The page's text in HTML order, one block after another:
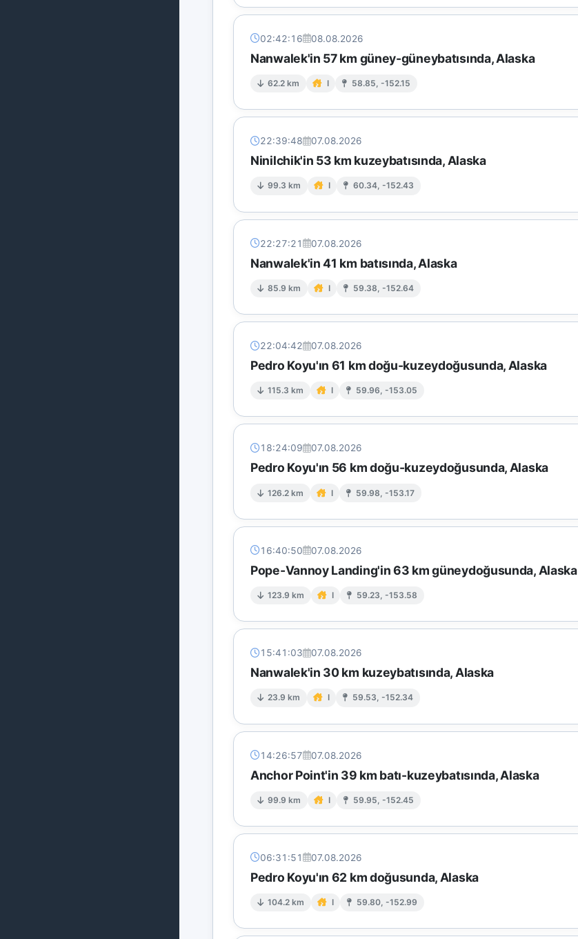
02:42:16 08.08.2026
Nanwalek'in 57 km güney-güneybatısında, Alaska
62.2 km I 58.85, -152.15
22:39:48 07.08.2026
Ninilchik'in 53 km kuzeybatısında, Alaska
99.3 km I 60.34, -152.43
22:27:21 07.08.2026
Nanwalek'in 41 km batısında, Alaska
85.9 km I 59.38, -152.64
22:04:42 07.08.2026
Pedro Koyu'ın 61 km doğu-kuzeydoğusunda, Alaska
115.3 km I 59.96, -153.05
18:24:09 07.08.2026
Pedro Koyu'ın 56 km doğu-kuzeydoğusunda, Alaska
126.2 km I 59.98, -153.17
16:40:50 07.08.2026
Pope-Vannoy Landing'in 63 km güneydoğusunda, Alaska
123.9 km I 59.23, -153.58
15:41:03 07.08.2026
Nanwalek'in 30 km kuzeybatısında, Alaska
23.9 km I 59.53, -152.34
14:26:57 07.08.2026
Anchor Point'in 39 km batı-kuzeybatısında, Alaska
99.9 km I 59.95, -152.45
06:31:51 07.08.2026
Pedro Koyu'ın 62 km doğusunda, Alaska
104.2 km I 59.80, -152.99